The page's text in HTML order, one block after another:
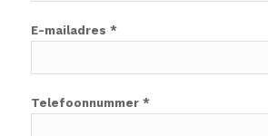
E-mailadres *
Telefoonnummer *